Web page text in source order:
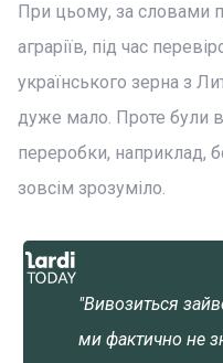
При цьому, за словами
аграріїв, під час
українського зерна з
дуже мало. Проте були
переробки, наприклад,
зовсім зрозуміло.
"Вивозиться
ми фактично не